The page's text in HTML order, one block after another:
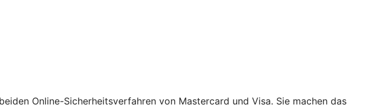
Online-Sicherheitsverfahren von Mastercard und Visa. Sie machen das